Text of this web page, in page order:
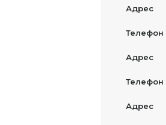
Адрес
Телефон
Адрес
Телефон
Адрес